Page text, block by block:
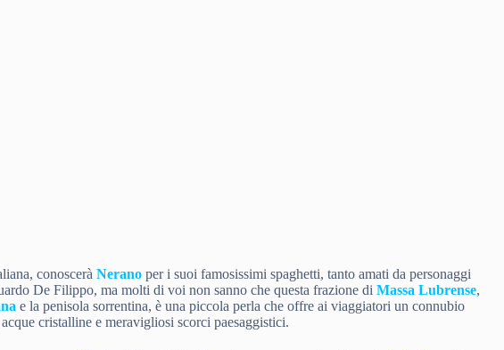
conoscerà Neranoper i suoi famosissimi spaghetti, tanto amati da personaggi
De Filippo, ma molti di voi non sanno che questa frazione di Massa Lubrense,
e la penisola sorrentina, è una piccola perla che offre ai viaggiatori un connubio
cristalline e meravigliosi scorci paesaggistici.